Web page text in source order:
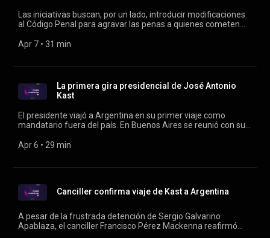
Las iniciativas buscan, por un lado, introducir modificaciones
al Código Penal para agravar las penas a quienes cometen
y la revisión de mochilas en el marco del proyecto "Escuelas
Apr 7 • 31 min
La primera gira presidencial de José Antonio
Kast
El presidente viajó a Argentina en su primer viaje como
mandatario fuera del país. En Buenos Aires se reunió con su
detención de Galvarino Apablaza. Conducen Verónica Franco
Apr 6 • 29 min
Canciller confirma viaje de Kast a Argentina
A pesar de la frustrada detención de Sergio Galvarino
Apablaza, el canciller Francisco Pérez Mackenna reafirmó